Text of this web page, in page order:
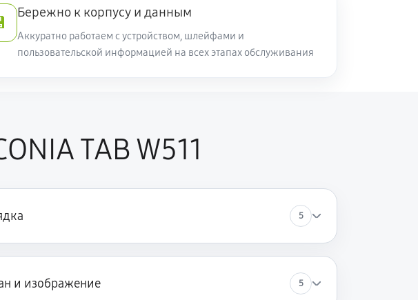
Бережно к корпусу и данным
Аккуратно работаем с устройством, шлейфами и
пользовательской информацией на всех этапах обслуживания
TAB W511
5
и изображение 5